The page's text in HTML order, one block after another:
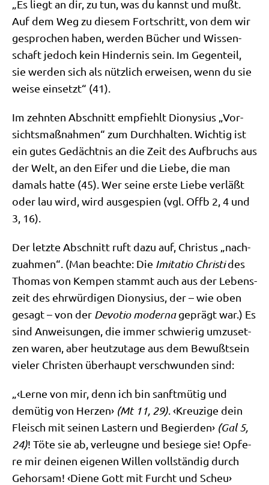
„Es liegt an dir, zu tun, was du kannst und mußt.
Auf dem Weg zu die­sem Fort­schritt, von dem wir
gespro­chen haben, wer­den Bücher und Wis­sen­
schaft jedoch kein Hin­der­nis sein. Im Gegen­teil,
sie wer­den sich als nütz­lich erwei­sen, wenn du sie
wei­se ein­setzt“ (41).
Im zehn­ten Abschnitt emp­fiehlt Dio­ny­si­us „Vor­
sichts­maß­nah­men“ zum Durch­hal­ten. Wich­tig ist
ein gutes Gedächt­nis an die Zeit des Auf­bruchs aus
der Welt, an den Eifer und die Lie­be, die man
damals hat­te (45). Wer sei­ne erste Lie­be ver­läßt
oder lau wird, wird aus­ge­spien (vgl. Offb 2, 4 und
3, 16).
Der letz­te Abschnitt ruft dazu auf, Chri­stus „nach­
zu­ah­men“. (Man beach­te: Die Imi­ta­tio Chri­stides
Tho­mas von Kem­pen stammt auch aus der Lebens­
zeit des ehr­wür­di­gen Dio­ny­si­us, der – wie oben
gesagt – von der Devo­tio moder­nageprägt war.) Es
sind Anwei­sun­gen, die immer schwie­rig umzu­set­
zen waren, aber heut­zu­ta­ge aus dem Bewußt­sein
vie­ler Chri­sten über­haupt ver­schwun­den sind:
„‹Ler­ne von mir, denn ich bin sanft­mü­tig und
demü­tig von Her­zen› (Mt 11, 29). ‹Kreu­zi­ge dein
Fleisch mit sei­nen Lastern und Begier­den› (Gal 5,
24)! Töte sie ab, ver­leug­ne und besie­ge sie! Opfe­
re mir dei­nen eige­nen Wil­len voll­stän­dig durch
Gehor­sam! ‹Die­ne Gott mit Furcht und Scheu›